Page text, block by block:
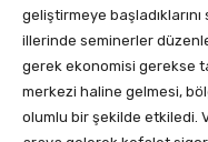
geliştirmeye
illerinde seminerler
gerek ekonomisi gerekse
merkezi haline gelmesi,
olumlu bir şekilde etkiledi.